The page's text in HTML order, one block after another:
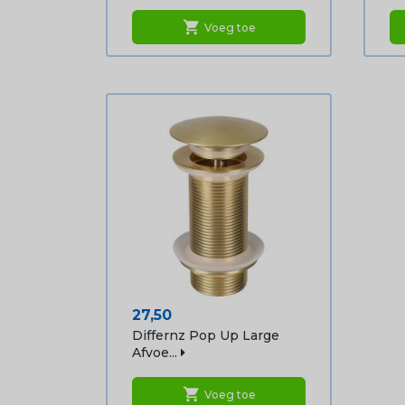
shopping_cart Voeg toe
Prijs
27,50
Differnz Pop Up Large
Afvoe...
shopping_cart Voeg toe